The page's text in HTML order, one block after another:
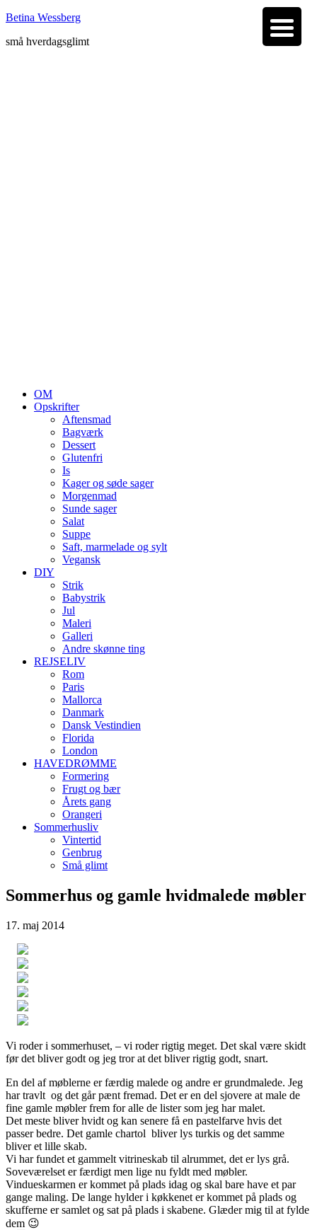
Betina Wessberg
små hverdagsglimt
OM
Opskrifter
Aftensmad
Bagværk
Dessert
Glutenfri
Is
Kager og søde sager
Morgenmad
Sunde sager
Salat
Suppe
Saft, marmelade og sylt
Vegansk
DIY
Strik
Babystrik
Jul
Maleri
Galleri
Andre skønne ting
REJSELIV
Rom
Paris
Mallorca
Danmark
Dansk Vestindien
Florida
London
HAVEDRØMME
Formering
Frugt og bær
Årets gang
Orangeri
Sommerhusliv
Vintertid
Genbrug
Små glimt
Sommerhus og gamle hvidmalede møbler
17. maj 2014
Vi roder i sommerhuset, – vi roder rigtig meget. Det skal være skidt
før det bliver godt og jeg tror at det bliver rigtig godt, snart.
En del af møblerne er færdig malede og andre er grundmalede. Jeg
har travlt og det går pænt fremad. Det er en del sjovere at male de
fine gamle møbler frem for alle de lister som jeg har malet.
Det meste bliver hvidt og kan senere få en pastelfarve hvis det
passer bedre. Det gamle chartol bliver lys turkis og det samme
bliver et lille skab.
Vi har fundet et gammelt vitrineskab til alrummet, det er lys grå.
Soveværelset er færdigt men lige nu fyldt med møbler.
Vindueskarmen er kommet på plads idag og skal bare have et par
gange maling. De lange hylder i køkkenet er kommet på plads og
skufferne er samlet og sat på plads i skabene. Glæder mig til at fylde
dem 😉